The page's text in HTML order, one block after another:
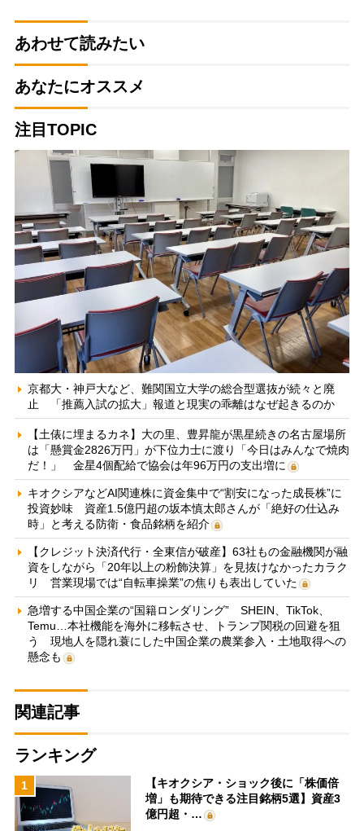
あわせて読みたい
あなたにオススメ
注目TOPIC
京都大・神戸大など、難関国立大学の総合型選抜が続々と廃
止 「推薦入試の拡大」報道と現実の乖離はなぜ起きるのか
【土俵に埋まるカネ】大の里、豊昇龍が黒星続きの名古屋場所
は「懸賞金2826万円」が下位力士に渡り「今日はみんなで焼肉
だ！」 金星4個配給で協会は年96万円の支出増に
キオクシアなどAI関連株に資金集中で“割安になった成長株”に
投資妙味 資産1.5億円超の坂本慎太郎さんが「絶好の仕込み
時」と考える防衛・食品銘柄を紹介
【クレジット決済代行・全東信が破産】63社もの金融機関が融
資をしながら「20年以上の粉飾決算」を見抜けなかったカラク
リ 営業現場では“自転車操業”の焦りも表出していた
急増する中国企業の“国籍ロンダリング” SHEIN、TikTok、
Temu…本社機能を海外に移転させ、トランプ関税の回避を狙
う 現地人を隠れ蓑にした中国企業の農業参入・土地取得への
懸念も
関連記事
ランキング
1
【キオクシア・ショック後に「株価倍
増」も期待できる注目銘柄5選】資産3
億円超・…